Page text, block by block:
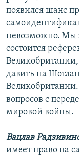
появился шанс
невозможно. Мы
состоится
давить на
вопросов с
мировой войны.
Вацлав
имеет право на